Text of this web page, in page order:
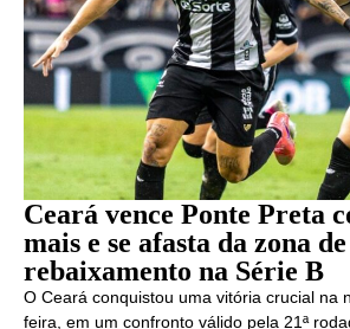
Ceará vence Ponte Preta
mais e se afasta da zona de
rebaixamento na Série B
O Ceará conquistou uma vitória crucial na
feira, em um confronto válido pela 21ª